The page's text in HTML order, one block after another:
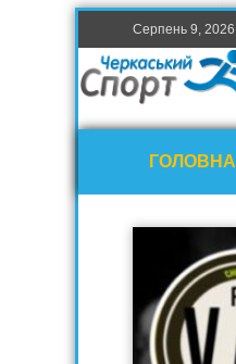
Серпень 9, 2026
ГОЛОВНА